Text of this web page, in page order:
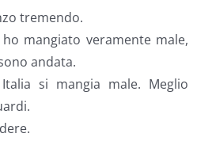
tremendo.
mangiato veramente male,
andata.
si mangia male. Meglio